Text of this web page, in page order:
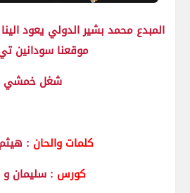
المبدع محمد بشير الدولي يعود
موقعنا سودانين
شغل خمشي
كلمات والحان :
كورس : سليمان و